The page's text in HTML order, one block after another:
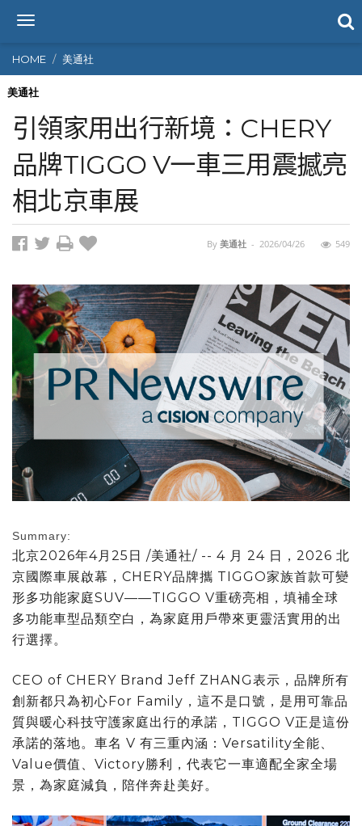
T
g
g
l
n
a
v
i
g
a
t
HOME 美通社
美通社
引領家用出行新境：CHERY
品牌TIGGO V一車三用震撼亮
相北京車展
By 美通社 - 2026/04/26 549
Summary:
北京2026年4月25日 /美通社/ -- 4 月 24 日，2026 北
京國際車展啟幕，CHERY品牌攜 TIGGO家族首款可變
形多功能家庭SUV——TIGGO V重磅亮相，填補全球
多功能車型品類空白，為家庭用戶帶來更靈活實用的出
行選擇。
CEO of CHERY Brand Jeff ZHANG表示，品牌所有
創新都只為初心For Family，這不是口號，是用可靠品
質與暖心科技守護家庭出行的承諾，TIGGO V正是這份
承諾的落地。車名 V 有三重內涵：Versatility全能、
Value價值、Victory勝利，代表它一車適配全家全場
景，為家庭減負，陪伴奔赴美好。